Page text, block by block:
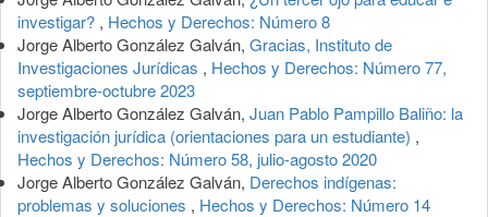
investigar? , Hechos y Derechos: Número 8
Jorge Alberto González Galván, Gracias, Instituto de
Investigaciones Jurídicas , Hechos y Derechos: Número 77,
septiembre-octubre 2023
Jorge Alberto González Galván, Juan Pablo Pampillo Baliño: la
investigación jurídica (orientaciones para un estudiante) ,
Hechos y Derechos: Número 58, julio-agosto 2020
Jorge Alberto González Galván, Derechos indígenas:
problemas y soluciones , Hechos y Derechos: Número 14